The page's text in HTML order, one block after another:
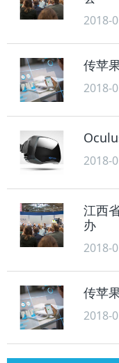
2018-
传苹
2018-
2018-
江西
办
2018-
传苹
2018-